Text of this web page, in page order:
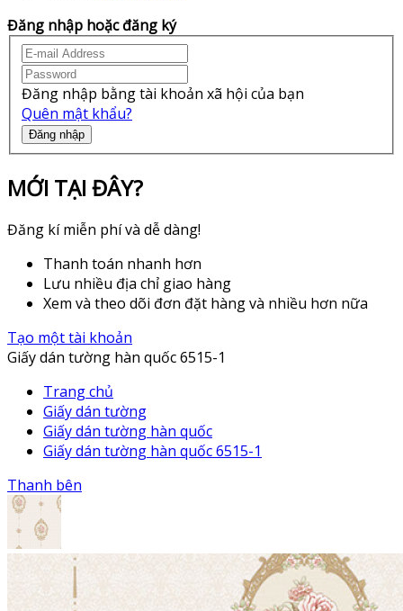
Đăng nhập hoặc đăng ký
Đăng nhập bằng tài khoản xã hội của bạn
Quên mật khẩu?
Đăng nhập
MỚI TẠI ĐÂY?
Đăng kí miễn phí và dễ dàng!
Thanh toán nhanh hơn
Lưu nhiều địa chỉ giao hàng
Xem và theo dõi đơn đặt hàng và nhiều hơn nữa
Tạo một tài khoản
Giấy dán tường hàn quốc 6515-1
Trang chủ
Giấy dán tường
Giấy dán tường hàn quốc
Giấy dán tường hàn quốc 6515-1
Thanh bên